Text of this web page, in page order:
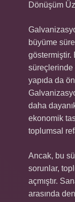
Dönüşüm
büyüme
göstermiştir.
süreçlerinde
yapıda da
daha
ekonomik
toplumsal
Ancak, bu
sorunlar,
açmıştır.
arasında